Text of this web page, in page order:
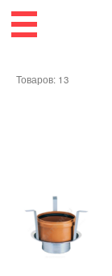
Товаров: 13